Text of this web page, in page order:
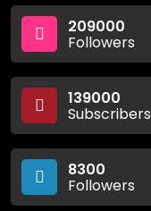
209000
Followers
139000
Subscribers
8300
Followers